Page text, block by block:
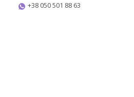
+38 050 501 88 63